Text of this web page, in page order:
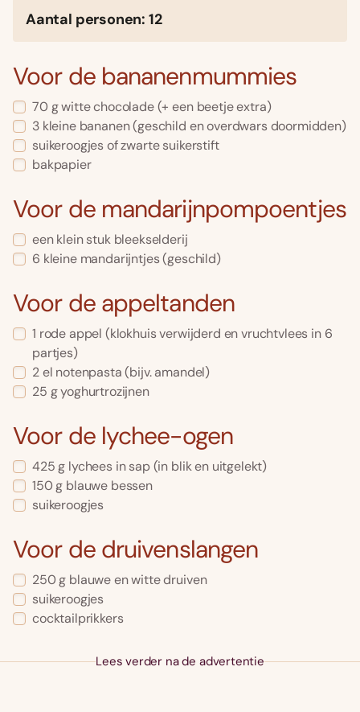
Aantal personen: 12
Voor de bananenmummies
70 g witte chocolade (+ een beetje extra)
3 kleine bananen (geschild en overdwars doormidden)
suikeroogjes of zwarte suikerstift
bakpapier
Voor de mandarijnpompoentjes
een klein stuk bleekselderij
6 kleine mandarijntjes (geschild)
Voor de appeltanden
1 rode appel (klokhuis verwijderd en vruchtvlees in 6
partjes)
2 el notenpasta (bijv. amandel)
25 g yoghurtrozijnen
Voor de lychee-ogen
425 g lychees in sap (in blik en uitgelekt)
150 g blauwe bessen
suikeroogjes
Voor de druivenslangen
250 g blauwe en witte druiven
suikeroogjes
cocktailprikkers
Lees verder na de advertentie